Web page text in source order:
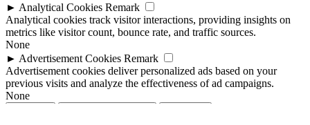
► Analytical Cookies Remark
Analytical cookies track visitor interactions, providing insights on
metrics like visitor count, bounce rate, and traffic sources.
None
► Advertisement Cookies Remark
Advertisement cookies deliver personalized ads based on your
previous visits and analyze the effectiveness of ad campaigns.
None